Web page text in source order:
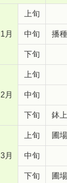
1月
上旬
中旬 播種
下旬
2月
上旬
中旬
下旬 鉢
3月
上旬 圃
中旬
下旬 圃